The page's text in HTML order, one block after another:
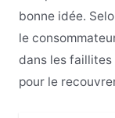
bonne idée.
le
dans les
pour le